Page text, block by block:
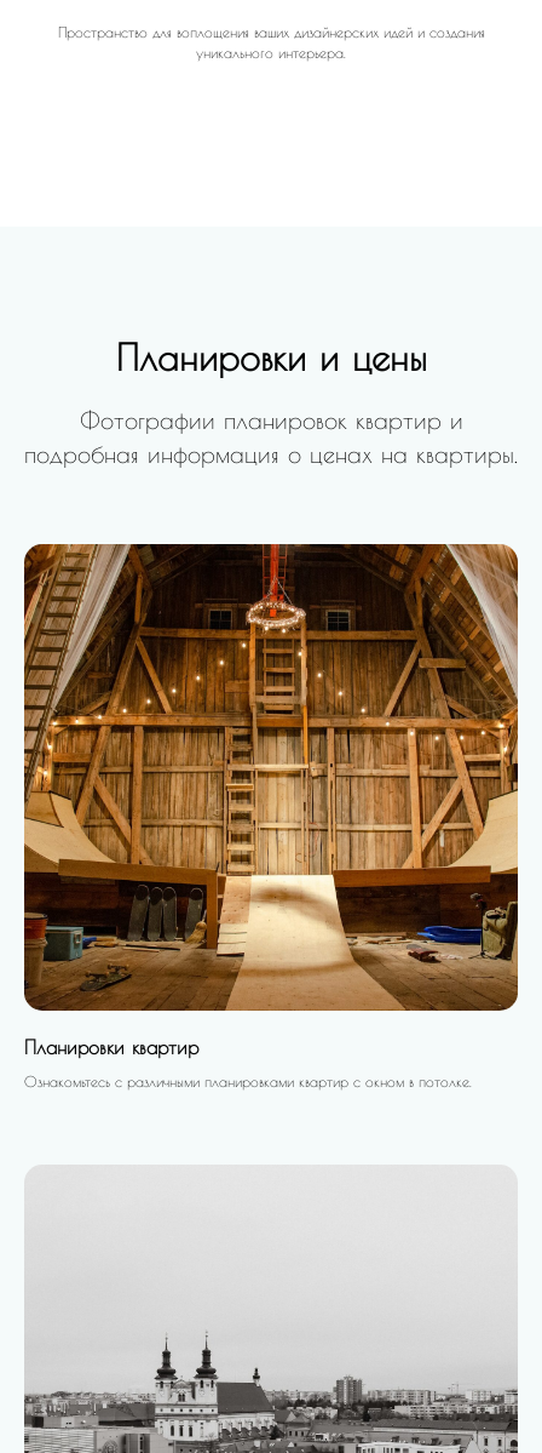
Пространство для воплощения ваших дизайнерских идей и создания
уникального интерьера.
Планировки и цены
Фотографии планировок квартир и
подробная информация о ценах на квартиры.
Планировки квартир
Ознакомьтесь с различными планировками квартир с окном в потолке.